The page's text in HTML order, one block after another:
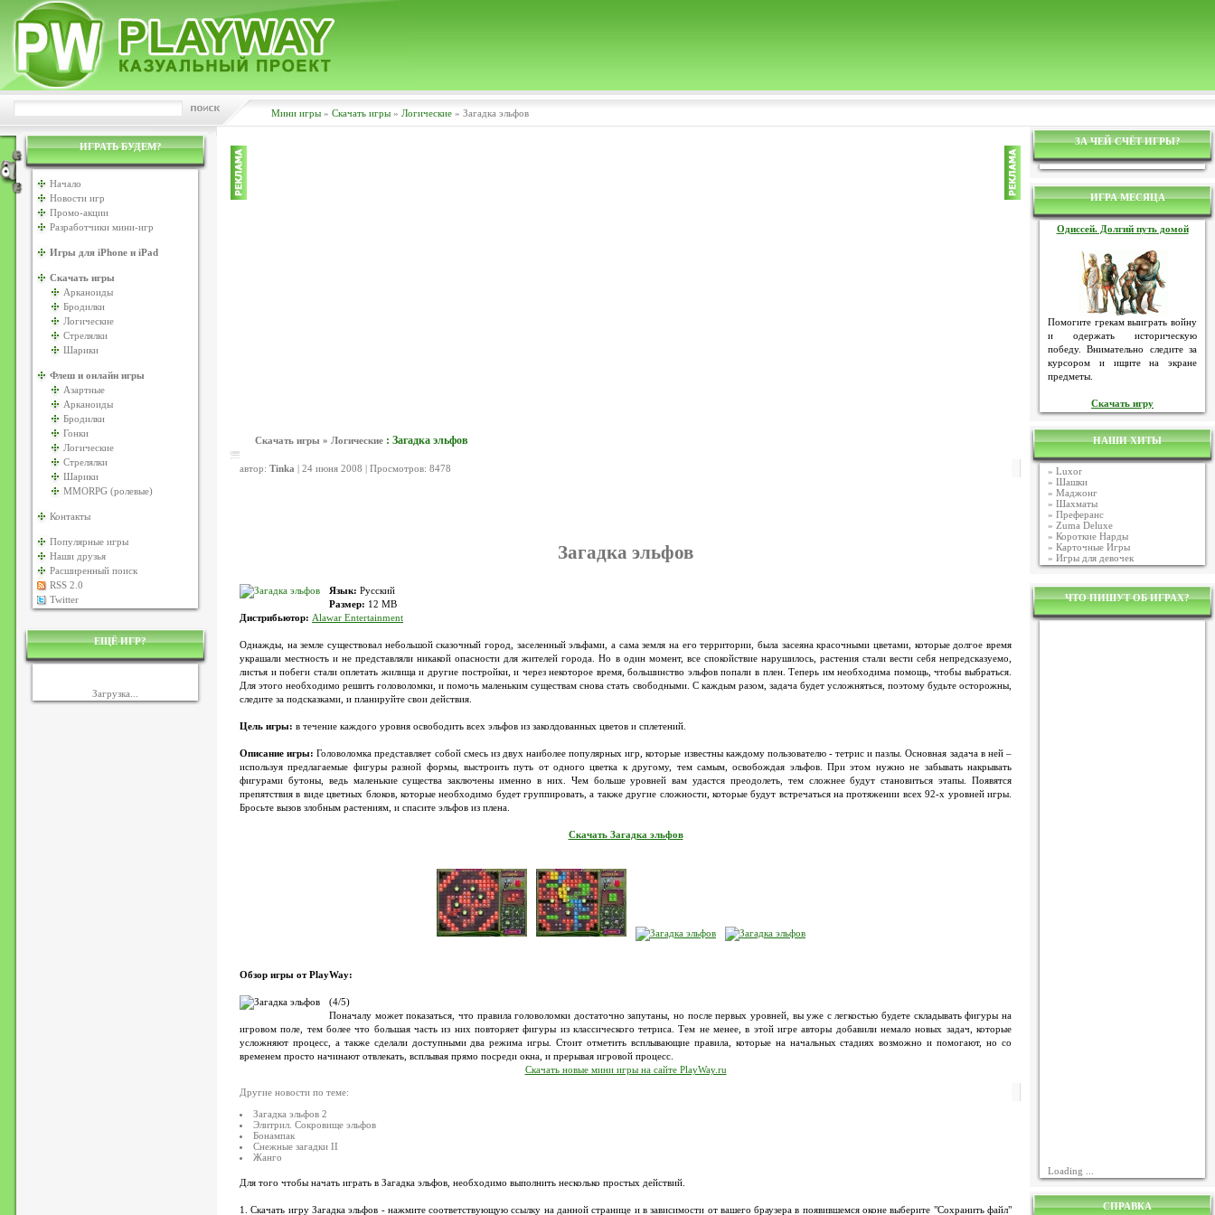
Мини игры » Скачать игры » Логические » Загадка эльфов
ИГРАТЬ БУДЕМ?
Начало
Новости игр
Промо-акции
Разработчики мини-игр
Игры для iPhone и iPad
Скачать игры
Арканоиды
Бродилки
Логические
Стрелялки
Шарики
Флеш и онлайн игры
Азартные
Арканоиды
Бродилки
Гонки
Логические
Стрелялки
Шарики
MMORPG (ролевые)
Контакты
Популярные игры
Наши друзья
Расширенный поиск
RSS 2.0
Twitter
ЕЩЁ ИГР?
Загрузка...
Скачать игры » Логические : Загадка эльфов
автор: Tinka | 24 июня 2008 | Просмотров: 8478
Загадка эльфов
Язык: Русский
Размер: 12 MB
Дистрибьютор: Alawar Entertainment
Однажды, на земле существовал небольшой сказочный город, заселенный эльфами, а сама земля на его территории, была засеяна красочными цветами, которые долгое время
украшали местность и не представляли никакой опасности для жителей города. Но в один момент, все спокойствие нарушилось, растения стали вести себя непредсказуемо,
листья и побеги стали оплетать жилища и другие постройки, и через некоторое время, большинство эльфов попали в плен. Теперь им необходима помощь, чтобы выбраться.
Для этого необходимо решить головоломки, и помочь маленьким существам снова стать свободными. С каждым разом, задача будет усложняться, поэтому будьте осторожны,
следите за подсказками, и планируйте свои действия.
Цель игры: в течение каждого уровня освободить всех эльфов из заколдованных цветов и сплетений.
Описание игры: Головоломка представляет собой смесь из двух наиболее популярных игр, которые известны каждому пользователю - тетрис и пазлы. Основная задача в ней –
используя предлагаемые фигуры разной формы, выстроить путь от одного цветка к другому, тем самым, освобождая эльфов. При этом нужно не забывать накрывать
фигурами бутоны, ведь маленькие существа заключены именно в них. Чем больше уровней вам удастся преодолеть, тем сложнее будут становиться этапы. Появятся
препятствия в виде цветных блоков, которые необходимо будет группировать, а также другие сложности, которые будут встречаться на протяжении всех 92-х уровней игры.
Бросьте вызов злобным растениям, и спасите эльфов из плена.
Скачать Загадка эльфов
Обзор игры от PlayWay:
(4/5)
Поначалу может показаться, что правила головоломки достаточно запутаны, но после первых уровней, вы уже с легкостью будете складывать фигуры на
игровом поле, тем более что большая часть из них повторяет фигуры из классического тетриса. Тем не менее, в этой игре авторы добавили немало новых задач, которые
усложняют процесс, а также сделали доступными два режима игры. Стоит отметить всплывающие правила, которые на начальных стадиях возможно и помогают, но со
временем просто начинают отвлекать, всплывая прямо посреди окна, и прерывая игровой процесс.
Скачать новые мини игры на сайте PlayWay.ru
Другие новости по теме:
Загадка эльфов 2
Элитрил. Сокровище эльфов
Бонампак
Снежные загадки II
Жанго
Для того чтобы начать играть в Загадка эльфов, необходимо выполнить несколько простых действий.
1. Скачать игру Загадка эльфов - нажмите соответствующую ссылку на данной странице и в зависимости от вашего браузера в появившемся оконе выберите "Сохранить файл"
ЗА ЧЕЙ СЧЁТ ИГРЫ?
ИГРА МЕСЯЦА
Одиссей. Долгий путь домой
Помогите грекам выиграть войну
и одержать историческую
победу. Внимательно следите за
курсором и ищите на экране
предметы.
Скачать игру
НАШИ ХИТЫ
» Luxor
» Шашки
» Маджонг
» Шахматы
» Преферанс
» Zuma Deluxe
» Короткие Нарды
» Карточные Игры
» Игры для девочек
ЧТО ПИШУТ ОБ ИГРАХ?
Loading ...
СПРАВКА